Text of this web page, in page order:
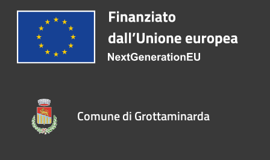
Comune di Grottaminarda